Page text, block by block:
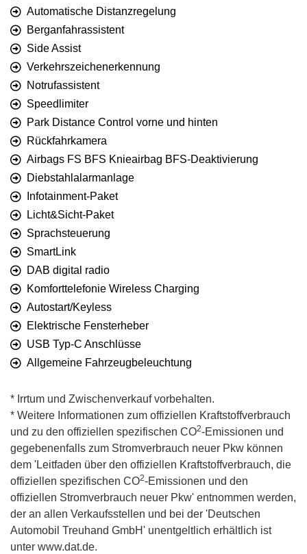
Automatische Distanzregelung
Berganfahrassistent
Side Assist
Verkehrszeichenerkennung
Notrufassistent
Speedlimiter
Park Distance Control vorne und hinten
Rückfahrkamera
Airbags FS BFS Knieairbag BFS-Deaktivierung
Diebstahlalarmanlage
Infotainment-Paket
Licht&Sicht-Paket
Sprachsteuerung
SmartLink
DAB digital radio
Komforttelefonie Wireless Charging
Autostart/Keyless
Elektrische Fensterheber
USB Typ-C Anschlüsse
Allgemeine Fahrzeugbeleuchtung
* Irrtum und Zwischenverkauf vorbehalten.
* Weitere Informationen zum offiziellen Kraftstoffverbrauch
und zu den offiziellen spezifischen CO2-Emissionen und
gegebenenfalls zum Stromverbrauch neuer Pkw können
dem 'Leitfaden über den offiziellen Kraftstoffverbrauch, die
offiziellen spezifischen CO2-Emissionen und den
offiziellen Stromverbrauch neuer Pkw' entnommen werden,
der an allen Verkaufsstellen und bei der 'Deutschen
Automobil Treuhand GmbH' unentgeltlich erhältlich ist
unter www.dat.de.